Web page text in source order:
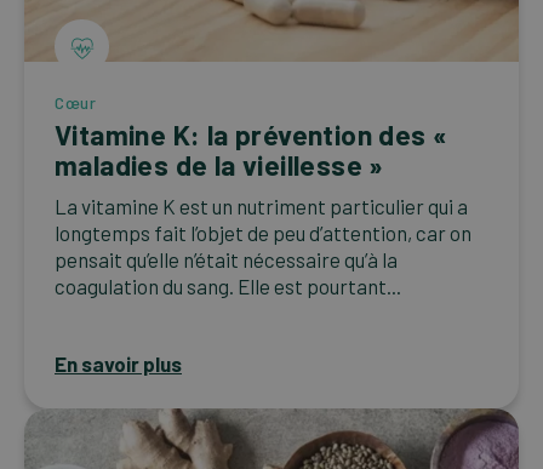
Cœur
Vitamine K: la prévention des «
maladies de la vieillesse »
La vitamine K est un nutriment particulier qui a
longtemps fait l’objet de peu d’attention, car on
pensait qu’elle n’était nécessaire qu’à la
coagulation du sang. Elle est pourtant...
En savoir plus